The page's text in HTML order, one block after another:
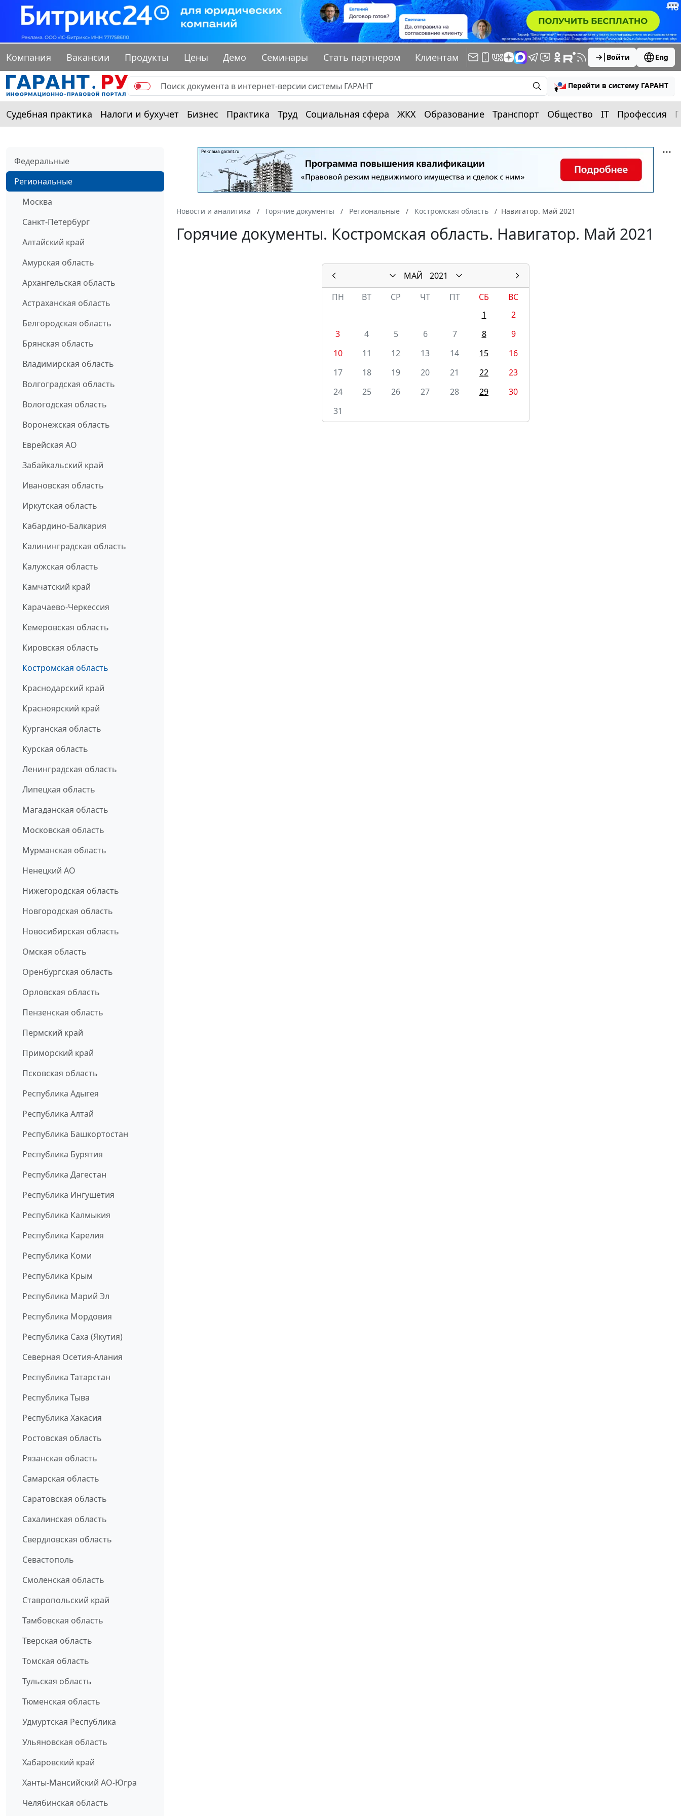
Компания Вакансии Продукты Цены Демо Семинары Стать партнером Клиентам Войти Eng
Перейти в систему ГАРАНТ
Судебная практика Налоги и бухучет Бизнес Практика Труд Социальная сфера ЖКХ Образование Транспорт Общество IT Профессия
Федеральные
Региональные
Москва
Санкт-Петербург
Алтайский край
Амурская область
Архангельская область
Астраханская область
Белгородская область
Брянская область
Владимирская область
Волгоградская область
Вологодская область
Воронежская область
Еврейская АО
Забайкальский край
Ивановская область
Иркутская область
Кабардино-Балкария
Калининградская область
Калужская область
Камчатский край
Карачаево-Черкессия
Кемеровская область
Кировская область
Костромская область
Краснодарский край
Красноярский край
Курганская область
Курская область
Ленинградская область
Липецкая область
Магаданская область
Московская область
Мурманская область
Ненецкий АО
Нижегородская область
Новгородская область
Новосибирская область
Омская область
Оренбургская область
Орловская область
Пензенская область
Пермский край
Приморский край
Псковская область
Республика Адыгея
Республика Алтай
Республика Башкортостан
Республика Бурятия
Республика Дагестан
Республика Ингушетия
Республика Калмыкия
Республика Карелия
Республика Коми
Республика Крым
Республика Марий Эл
Республика Мордовия
Республика Саха (Якутия)
Северная Осетия-Алания
Республика Татарстан
Республика Тыва
Республика Хакасия
Ростовская область
Рязанская область
Самарская область
Саратовская область
Сахалинская область
Свердловская область
Севастополь
Смоленская область
Ставропольский край
Тамбовская область
Тверская область
Томская область
Тульская область
Тюменская область
Удмуртская Республика
Ульяновская область
Хабаровский край
Ханты-Мансийский АО-Югра
Челябинская область
Новости и аналитика Горячие документы Региональные Костромская область Навигатор. Май 2021
Горячие документы. Костромская область. Навигатор. Май 2021
МАЙ
2021
ПН
ВТ СР ЧТ ПТ СБ
ВС
1
2
3
4 5 6 7 8
9
10
11 12 13 14 15
16
17
18 19 20 21 22
23
24
25 26 27 28 29
30
31